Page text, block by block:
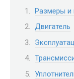
Размеры и
Двигатель